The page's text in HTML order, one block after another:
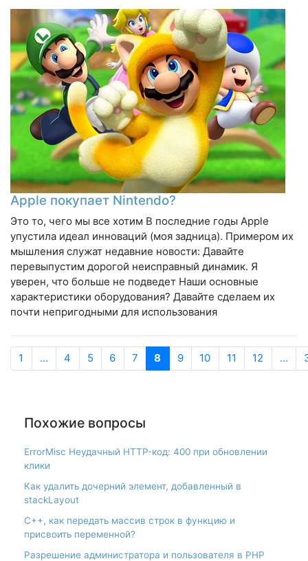
Apple покупает Nintendo?
Это то, чего мы все хотим В последние годы Apple
упустила идеал инноваций (моя задница). Примером их
мышления служат недавние новости: Давайте
перевыпустим дорогой неисправный динамик. Я
уверен, что больше не подведет Наши основные
характеристики оборудования? Давайте сделаем их
почти непригодными для использования
1 ... 4 5 6 7 8 9 10 11 12 ...
Похожие вопросы
ErrorMisc Неудачный HTTP-код: 400 при обновлении
клики
Как удалить дочерний элемент, добавленный в
stackLayout
С++, как передать массив строк в функцию и
присвоить переменной?
Разрешение администратора и пользователя в PHP